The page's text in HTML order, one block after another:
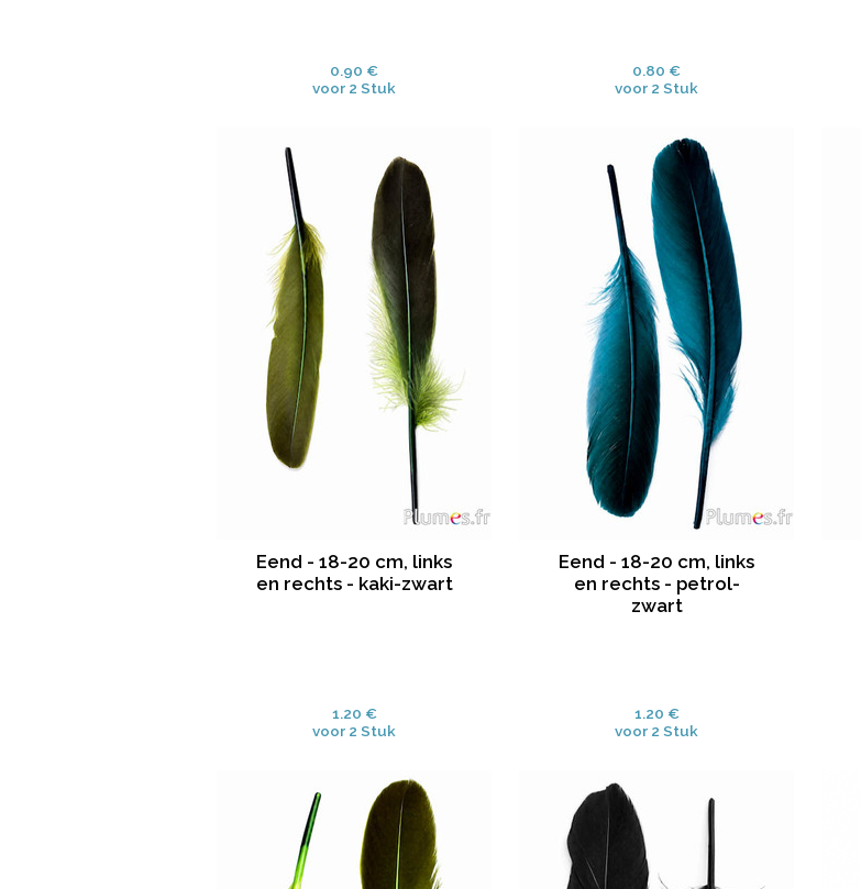
0.90 €
voor 2 Stuk
0.80 €
voor 2 Stuk
Eend - 18-20 cm, links
en rechts - kaki-zwart
1.20 €
voor 2 Stuk
Eend - 18-20 cm, links
en rechts - petrol-
zwart
1.20 €
voor 2 Stuk